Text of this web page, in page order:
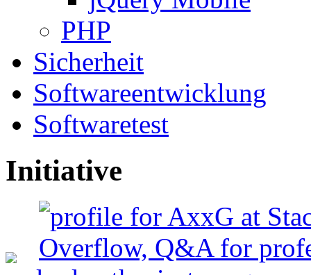
PHP
Sicherheit
Softwareentwicklung
Softwaretest
Initiative